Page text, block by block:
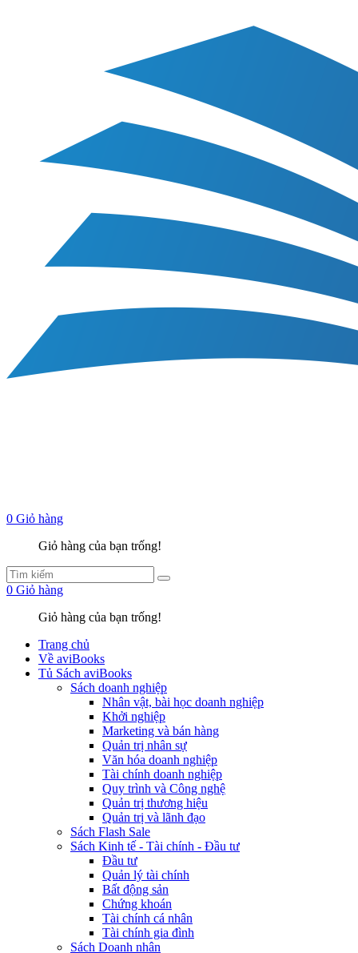
0 Giỏ hàng
Giỏ hàng của bạn trống!
0 Giỏ hàng
Giỏ hàng của bạn trống!
Trang chủ
Về aviBooks
Tủ Sách aviBooks
Sách doanh nghiệp
Nhân vật, bài học doanh nghiệp
Khởi nghiệp
Marketing và bán hàng
Quản trị nhân sự
Văn hóa doanh nghiệp
Tài chính doanh nghiệp
Quy trình và Công nghệ
Quản trị thương hiệu
Quản trị và lãnh đạo
Sách Flash Sale
Sách Kinh tế - Tài chính - Đầu tư
Đầu tư
Quản lý tài chính
Bất động sản
Chứng khoán
Tài chính cá nhân
Tài chính gia đình
Sách Doanh nhân